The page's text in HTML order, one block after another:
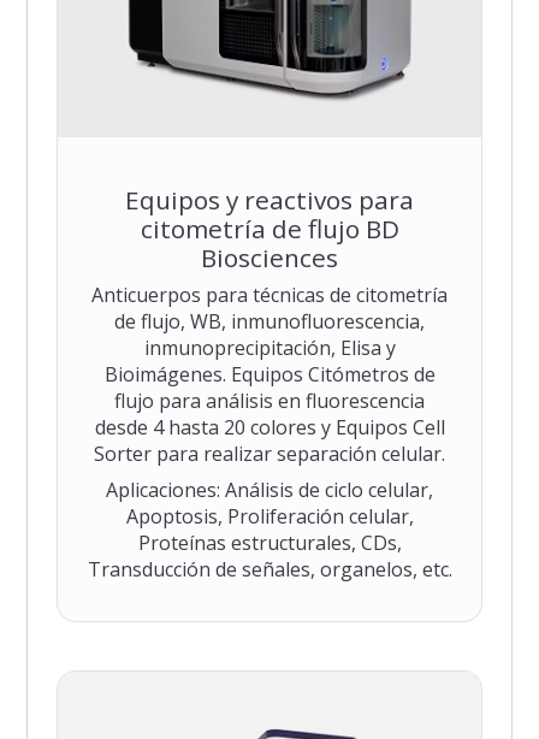
Equipos y reactivos para
citometría de flujo BD
Biosciences
Anticuerpos para técnicas de citometría
de flujo, WB, inmunofluorescencia,
inmunoprecipitación, Elisa y
Bioimágenes. Equipos Citómetros de
flujo para análisis en fluorescencia
desde 4 hasta 20 colores y Equipos Cell
Sorter para realizar separación celular.
Aplicaciones: Análisis de ciclo celular,
Apoptosis, Proliferación celular,
Proteínas estructurales, CDs,
Transducción de señales, organelos, etc.